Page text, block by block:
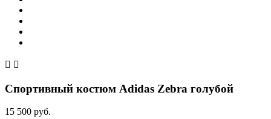
 
Спортивный костюм Adidas Zebra голубой
15 500 руб.